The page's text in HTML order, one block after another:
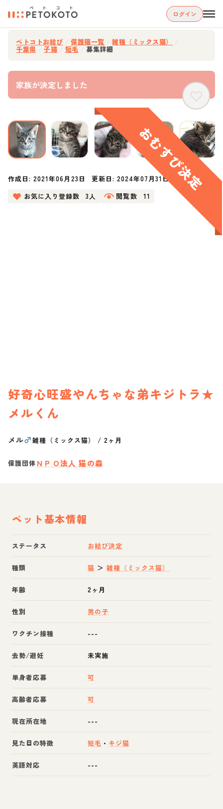
ログイン
ペトコトお結び 保護猫一覧 雑種（ミックス猫）
千葉県 子猫 短毛 募集詳細
家族が決定しました
作成日:2021年06月23日 更新日: 2024年07月31日
お気に入り登録数
3人 閲覧数 11
好奇心旺盛やんちゃな弟キジトラ★
メルくん
メル♂雑種（ミックス猫） /2ヶ月
保護団体 ＮＰＯ法人 猫の森
ペット基本情報
ステータス お結び決定
種類 猫 ＞雑種（ミックス猫）
年齢 2ヶ月
性別 男の子
ワクチン接種 ---
去勢/避妊 未実施
単身者応募 可
高齢者応募 可
現在所在地 ---
見た目の特徴 短毛 ・ キジ猫
英語対応 ---